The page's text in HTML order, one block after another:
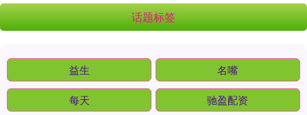
话题标签
益生 名嘴
每天 驰盈配资